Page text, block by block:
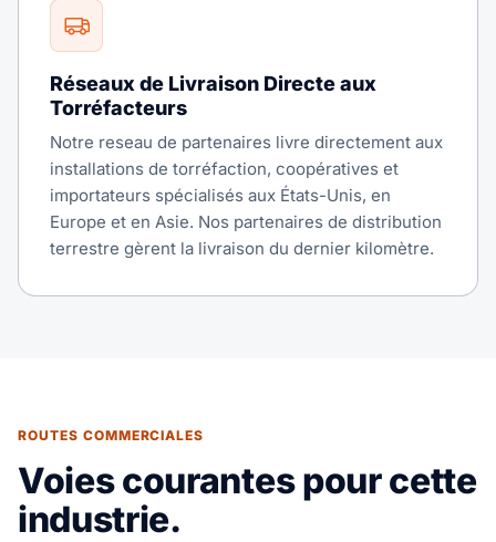
Réseaux de Livraison Directe aux
Torréfacteurs
Notre reseau de partenaires livre directement aux
installations de torréfaction, coopératives et
importateurs spécialisés aux États-Unis, en
Europe et en Asie. Nos partenaires de distribution
terrestre gèrent la livraison du dernier kilomètre.
ROUTES COMMERCIALES
Voies courantes pour cette
industrie.